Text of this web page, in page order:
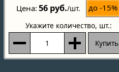
Цена 56 руб./шт. до -15%
Укажите количество, шт.:
Купить